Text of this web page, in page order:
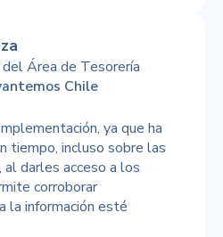
del Área de Tesorería
Chile
ya que ha
tiempo, incluso sobre las
al darles acceso a los
corroborar
la información esté